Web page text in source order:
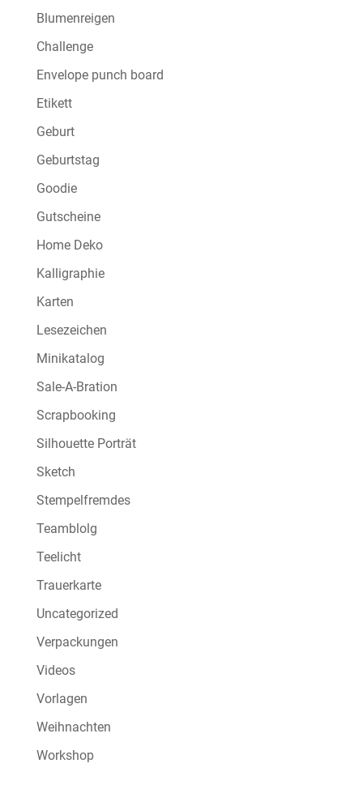
Blumenreigen
Challenge
Envelope punch board
Etikett
Geburt
Geburtstag
Goodie
Gutscheine
Home Deko
Kalligraphie
Karten
Lesezeichen
Minikatalog
Sale-A-Bration
Scrapbooking
Silhouette Porträt
Sketch
Stempelfremdes
Teamblolg
Teelicht
Trauerkarte
Uncategorized
Verpackungen
Videos
Vorlagen
Weihnachten
Workshop